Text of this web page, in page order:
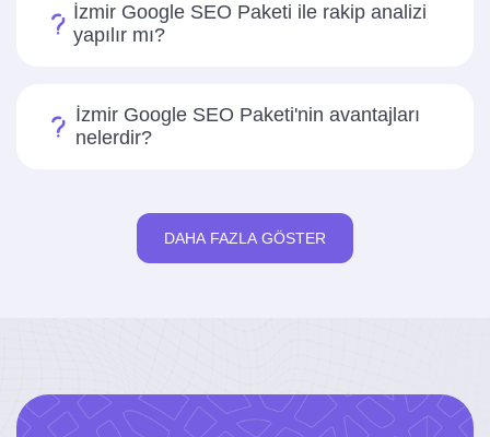
İzmir Google SEO Paketi ile rakip analizi
yapılır mı?
İzmir Google SEO Paketi'nin avantajları
nelerdir?
DAHA FAZLA GÖSTER